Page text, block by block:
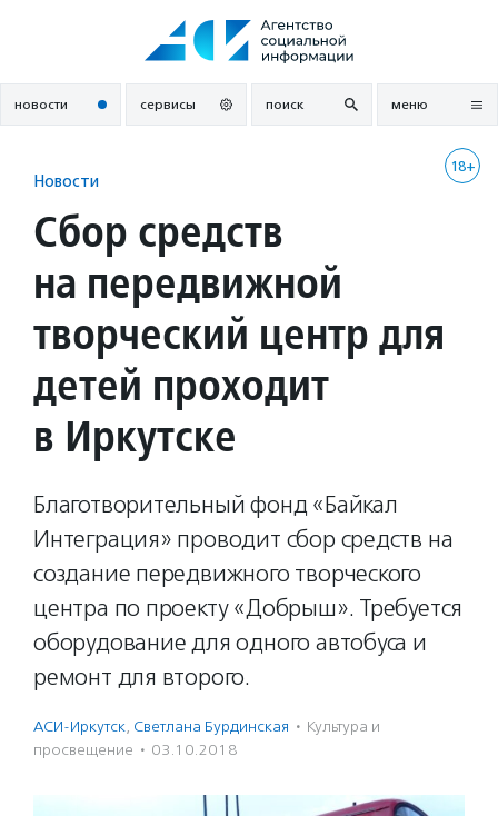
новости сервисы поиск меню
18+
Новости
Сбор средств
на передвижной
творческий центр для
детей проходит
в Иркутске
Благотворительный фонд «Байкал
Интеграция» проводит сбор средств на
создание передвижного творческого
центра по проекту «Добрыш». Требуется
оборудование для одного автобуса и
ремонт для второго.
АСИ-Иркутск, Светлана Бурдинская · Культура и
просвещение · 03.10.2018